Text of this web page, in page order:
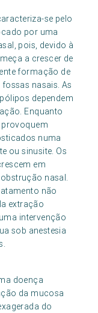
se pelo
por uma
pois, devido à
a crescer de
formação de
nasais. As
dependem
Enquanto
provoquem
numa
ou sinusite. Os
em
nasal.
não
extração
intervenção
sob anestesia
doença
da mucosa
do